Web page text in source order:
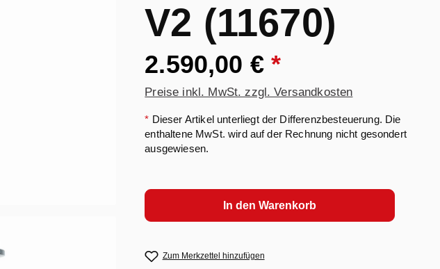
V2 (11670)
2.590,00 €*
Preise inkl. MwSt. zzgl. Versandkosten
* Dieser Artikel unterliegt der Differenzbesteuerung. Die
enthaltene MwSt. wird auf der Rechnung nicht gesondert
ausgewiesen.
In den Warenkorb
Zum Merkzettel hinzufügen